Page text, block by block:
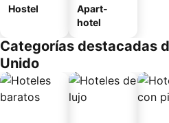
Hostel
Apart-
hotel
Categorías destacadas
Unido